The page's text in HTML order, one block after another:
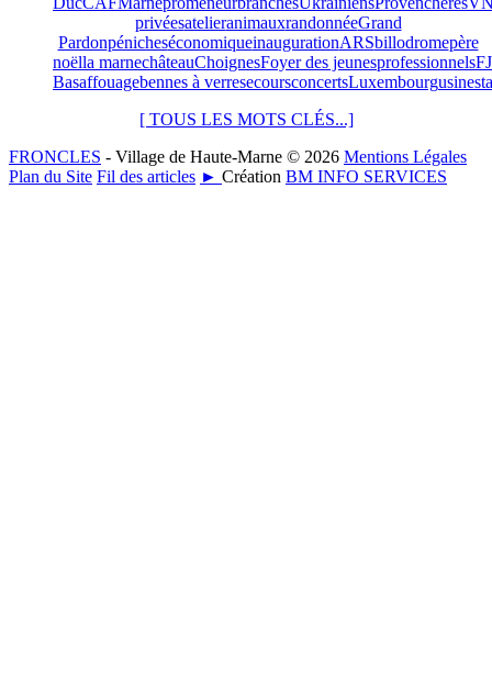
privéesatelieranimauxrandonnéeGrand
PardonpénicheséconomiqueinaugurationARSbillodromepère
noëlla marnechâteauChoignesFoyer des jeunesprofessionnels
Basaffouagebennes à verresecoursconcertsLuxembourgusine
[ TOUS LES MOTS CLÉS...]
FRONCLES - Village de Haute-Marne © 2026 Mentions Légales
Plan du Site Fil des articles ► Création BM INFO SERVICES